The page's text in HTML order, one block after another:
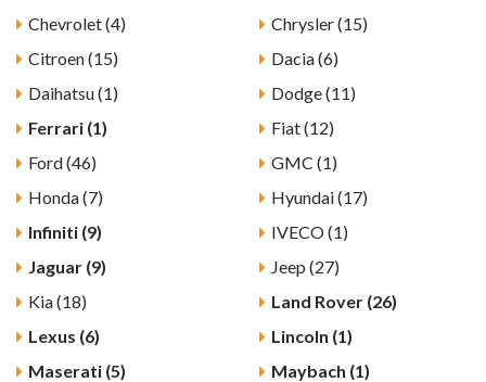
Chevrolet (4)
Chrysler (15)
Citroen (15)
Dacia (6)
Daihatsu (1)
Dodge (11)
Ferrari (1)
Fiat (12)
Ford (46)
GMC (1)
Honda (7)
Hyundai (17)
Infiniti (9)
IVECO (1)
Jaguar (9)
Jeep (27)
Kia (18)
Land Rover (26)
Lexus (6)
Lincoln (1)
Maserati (5)
Maybach (1)